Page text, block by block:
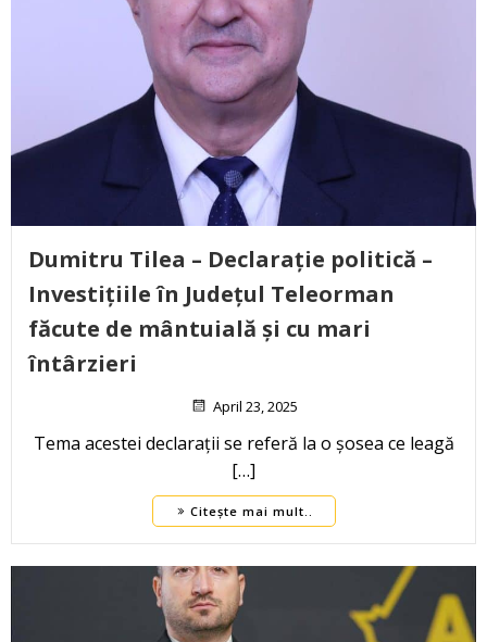
Dumitru Tilea – Declarație politică –
Investițiile în Județul Teleorman
făcute de mântuială și cu mari
întârzieri
April 23, 2025
Tema acestei declarații se referă la o șosea ce leagă
[…]
Citește mai mult..